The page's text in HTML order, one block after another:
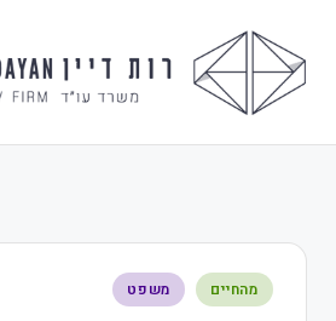
מהחיים משפט